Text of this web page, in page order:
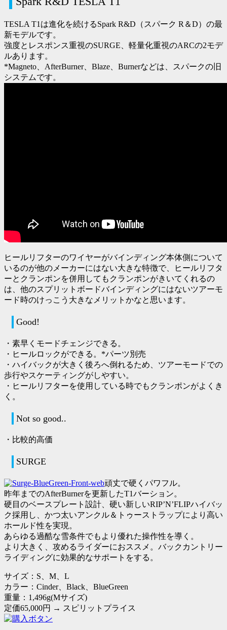
TESLA T1は進化を続けるSpark R&D（スパーク R＆D）の最
新モデルです。
強度とレスポンス重視のSURGE、軽量化重視のARCの2モデ
ルあります。
*Magneto、AfterBurner、Blaze、Burnerなどは、スパークの旧
システムです。
ヒールリフターのワイヤーがバインディング本体側について
いるのが他のメーカーにはない大きな特徴で、ヒールリフタ
ーとクランポンを併用してもクランポンがきいてくれるの
は、他のスプリットボードバインディングにはないツアーモ
ード時のけっこう大きなメリットかなと思います。
Good!
・素早くモードチェンジできる。
・ヒールロックができる。*パーツ別売
・ハイバックが大きく後ろへ倒れるため、ツアーモードでの
歩行やスケーティングがしやすい。
・ヒールリフターを使用している時でもクランポンがよくき
く。
Not so good..
・比較的高価
SURGE
頑丈で硬くパワフル。
昨年までのAfterBurnerを更新したT1バーション。
硬目のベースプレート設計、硬い新しいRIP’N’FLIPハイバッ
ク採用し、かつ太いアンクル＆トゥーストラップにより高い
ホールド性を実現。
あらゆる過酷な雪条件でもより優れた操作性を導く。
より大きく、攻めるライダーにおススメ。バックカントリー
ライディングに効果的なサポートをする。
サイズ：S、M、L
カラー：Cinder、Black、BlueGreen
重量：1,496g(Mサイズ)
定価65,000円 → スピリットプライス